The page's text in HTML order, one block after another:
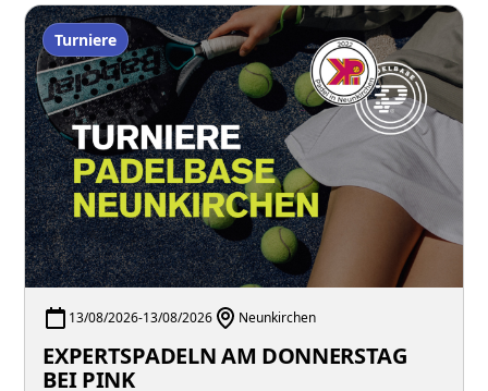
Turniere
13/08/2026-13/08/2026 Neunkirchen
EXPERTSPADELN AM DONNERSTAG
BEI PINK